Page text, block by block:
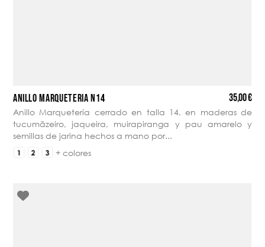
ANILLO MARQUETERÍA N14 35,00 €
Anillo Marquetería cerrado en talla 14, en maderas de
tucumãzeiro, jaqueira, muirapiranga y pau amarelo y
semillas de jarina hechos a mano por...
+ colores